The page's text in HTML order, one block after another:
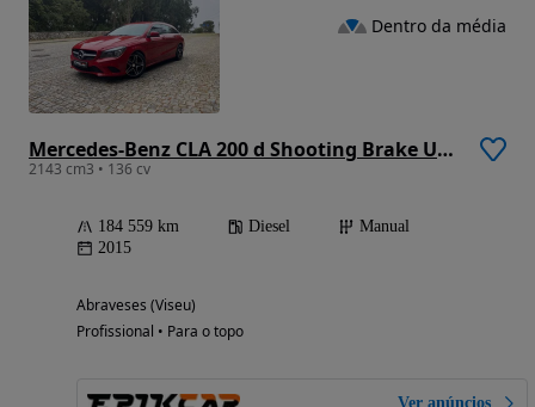
Mercedes-Benz CLA 200 d Shooting Brake Urban
2143 cm3 • 136 cv
184 559 km Diesel
Manual
2015
Abraveses (Viseu)
Profissional • Para o topo
Ver anúncios
Dentro da média